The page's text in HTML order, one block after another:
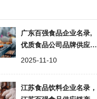
广东百强食品企业名录,
优质食品公司品牌供应商
大全一览
2025-11-10
江苏食品饮料企业名录，